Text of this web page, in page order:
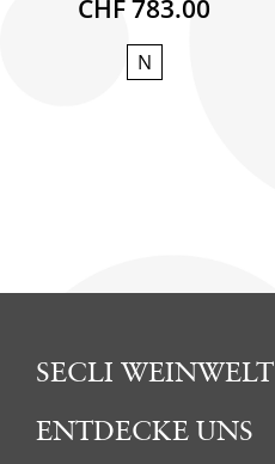
CHF 783.00
N
SECLI WEINWELT
ENTDECKE UNS